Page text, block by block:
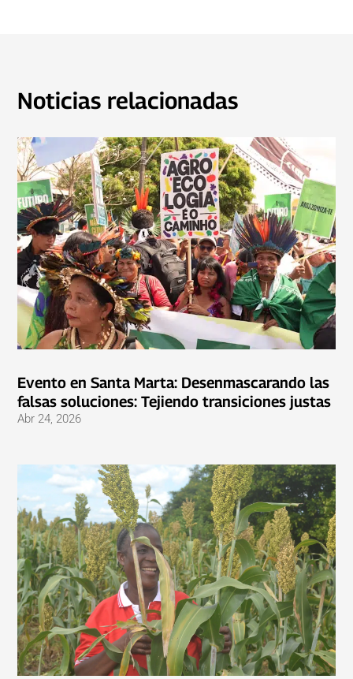
Noticias relacionadas
Evento en Santa Marta: Desenmascarando las
falsas soluciones: Tejiendo transiciones justas
Abr 24, 2026